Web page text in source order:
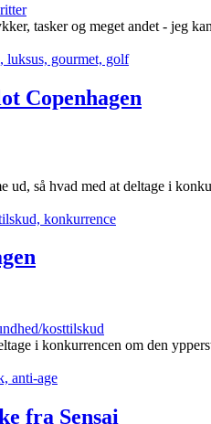
tasker og meget andet - jeg
Copenhagen
ud, så hvad med at deltage i
kosttilskud
i konkurrencen om den
fra Sensai